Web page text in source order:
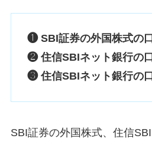
❶ SBI証券の外国株式の
❷ 住信SBIネット銀行の
❸ 住信SBIネット銀行の
SBI証券の外国株式、住信